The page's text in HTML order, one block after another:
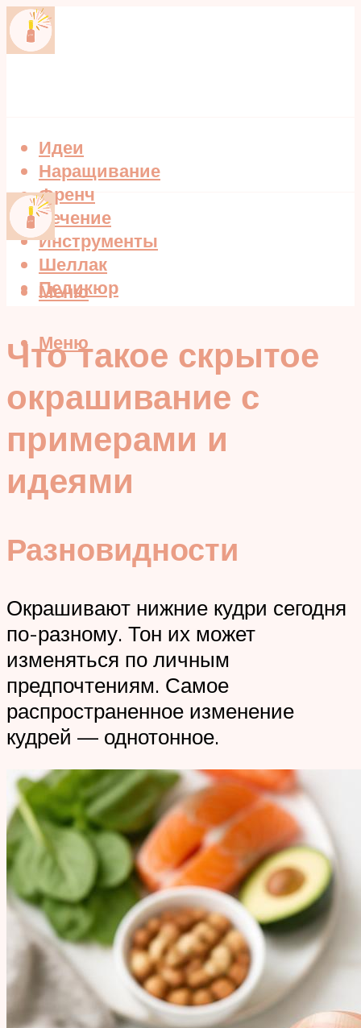
Идеи
Наращивание
Френч
Лечение
Инструменты
Шеллак
Педикюр
Меню
Меню
Что такое скрытое
окрашивание с
примерами и
идеями
Разновидности
Окрашивают нижние кудри сегодня
по-разному. Тон их может
изменяться по личным
предпочтениям. Самое
распространенное изменение
кудрей — однотонное.